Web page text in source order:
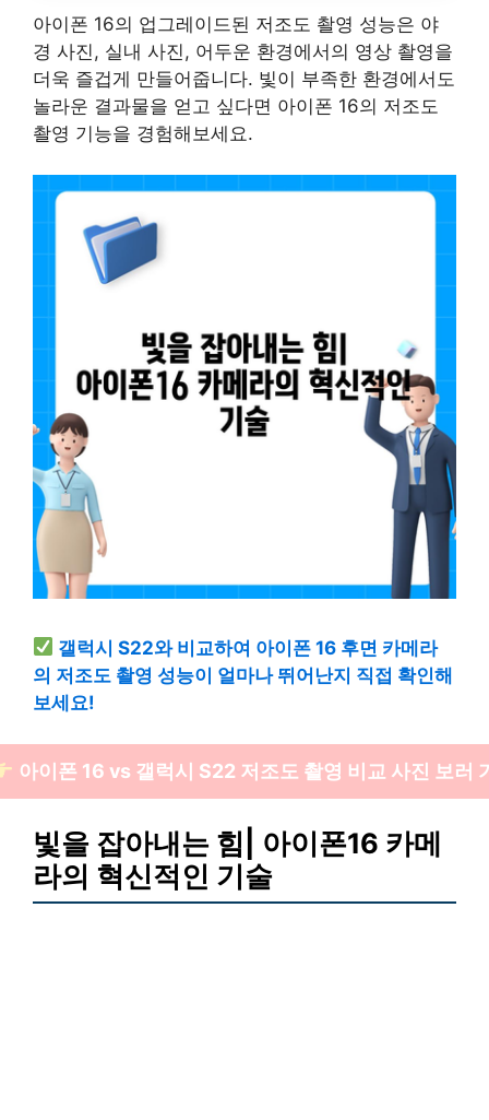
아이폰 16의 업그레이드된 저조도 촬영 성능은 야
경 사진, 실내 사진, 어두운 환경에서의 영상 촬영을
더욱 즐겁게 만들어줍니다. 빛이 부족한 환경에서도
놀라운 결과물을 얻고 싶다면 아이폰 16의 저조도
촬영 기능을 경험해보세요.
갤럭시 S22와 비교하여 아이폰 16 후면 카메라
의 저조도 촬영 성능이 얼마나 뛰어난지 직접 확인해
보세요!
아이폰 16 vs 갤럭시 S22 저조도 촬영 비교 사진 보러
빛을 잡아내는 힘| 아이폰16 카메
라의 혁신적인 기술